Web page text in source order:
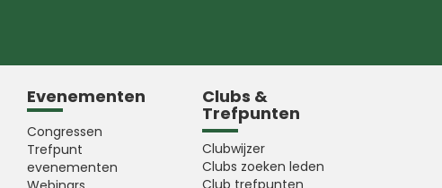
Evenementen
Congressen
Trefpunt
evenementen
Clubs &
Trefpunten
Clubwijzer
Clubs zoeken leden
Club trefpunten